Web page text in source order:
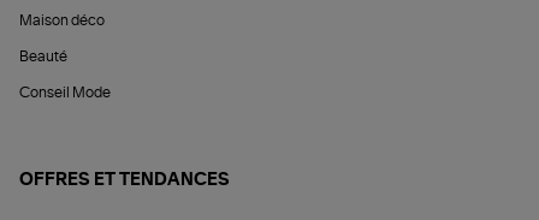
Maison déco
Beauté
Conseil Mode
OFFRES ET TENDANCES